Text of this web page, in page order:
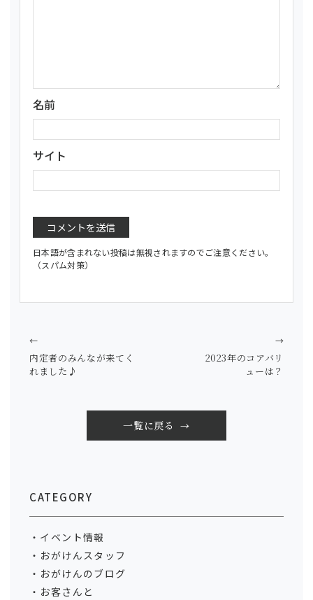
名前
サイト
日本語が含まれない投稿は無視されますのでご注意ください。
（スパム対策）
内定者のみんなが来てく
れました♪
←
一覧に戻る
2023年のコアバリ
ューは？
→
CATEGORY
イベント情報
おがけんスタッフ
おがけんのブログ
お客さんと